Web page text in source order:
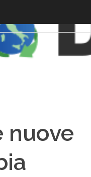
nuove